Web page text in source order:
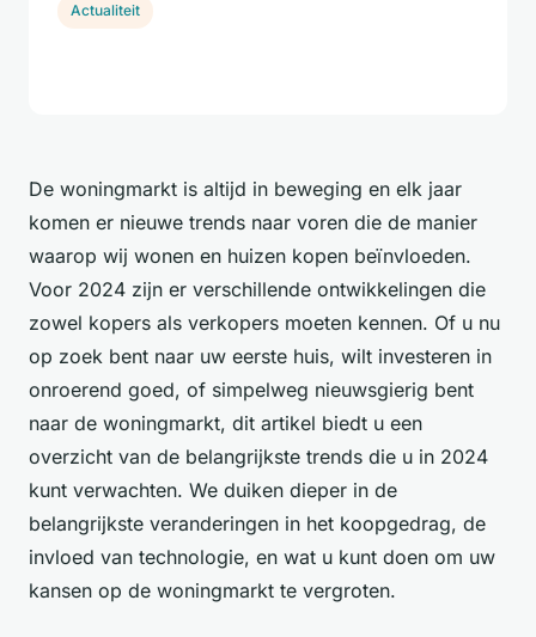
De woningmarkt is altijd in beweging en elk jaar
komen er nieuwe trends naar voren die de manier
waarop wij wonen en huizen kopen beïnvloeden.
Voor 2024 zijn er verschillende ontwikkelingen die
zowel kopers als verkopers moeten kennen. Of u nu
op zoek bent naar uw eerste huis, wilt investeren in
onroerend goed, of simpelweg nieuwsgierig bent
naar de woningmarkt, dit artikel biedt u een
overzicht van de belangrijkste trends die u in 2024
kunt verwachten. We duiken dieper in de
belangrijkste veranderingen in het koopgedrag, de
invloed van technologie, en wat u kunt doen om uw
kansen op de woningmarkt te vergroten.
Actualiteit